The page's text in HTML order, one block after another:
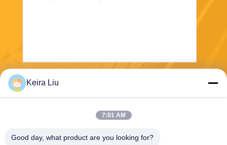
Отправить
Keira Liu
7:01 AM
Good day, what product are you looking for?